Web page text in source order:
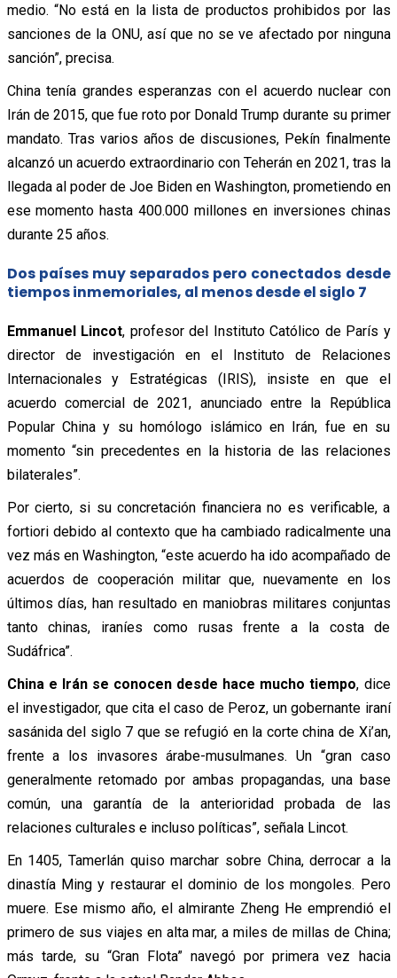
medio. “No está en la lista de productos prohibidos por las
sanciones de la ONU, así que no se ve afectado por ninguna
sanción”, precisa.
China tenía grandes esperanzas con el acuerdo nuclear con
Irán de 2015, que fue roto por Donald Trump durante su primer
mandato. Tras varios años de discusiones, Pekín finalmente
alcanzó un acuerdo extraordinario con Teherán en 2021, tras la
llegada al poder de Joe Biden en Washington, prometiendo en
ese momento hasta 400.000 millones en inversiones chinas
durante 25 años.
Dos países muy separados pero conectados desde
tiempos inmemoriales, al menos desde el siglo 7
Emmanuel Lincot, profesor del Instituto Católico de París y
director de investigación en el Instituto de Relaciones
Internacionales y Estratégicas (IRIS), insiste en que el
acuerdo comercial de 2021, anunciado entre la República
Popular China y su homólogo islámico en Irán, fue en su
momento “sin precedentes en la historia de las relaciones
bilaterales”.
Por cierto, si su concretación financiera no es verificable, a
fortiori debido al contexto que ha cambiado radicalmente una
vez más en Washington, “este acuerdo ha ido acompañado de
acuerdos de cooperación militar que, nuevamente en los
últimos días, han resultado en maniobras militares conjuntas
tanto chinas, iraníes como rusas frente a la costa de
Sudáfrica”.
China e Irán se conocen desde hace mucho tiempo, dice
el investigador, que cita el caso de Peroz, un gobernante iraní
sasánida del siglo 7 que se refugió en la corte china de Xi’an,
frente a los invasores árabe-musulmanes. Un “gran caso
generalmente retomado por ambas propagandas, una base
común, una garantía de la anterioridad probada de las
relaciones culturales e incluso políticas”, señala Lincot.
En 1405, Tamerlán quiso marchar sobre China, derrocar a la
dinastía Ming y restaurar el dominio de los mongoles. Pero
muere. Ese mismo año, el almirante Zheng He emprendió el
primero de sus viajes en alta mar, a miles de millas de China;
más tarde, su “Gran Flota” navegó por primera vez hacia